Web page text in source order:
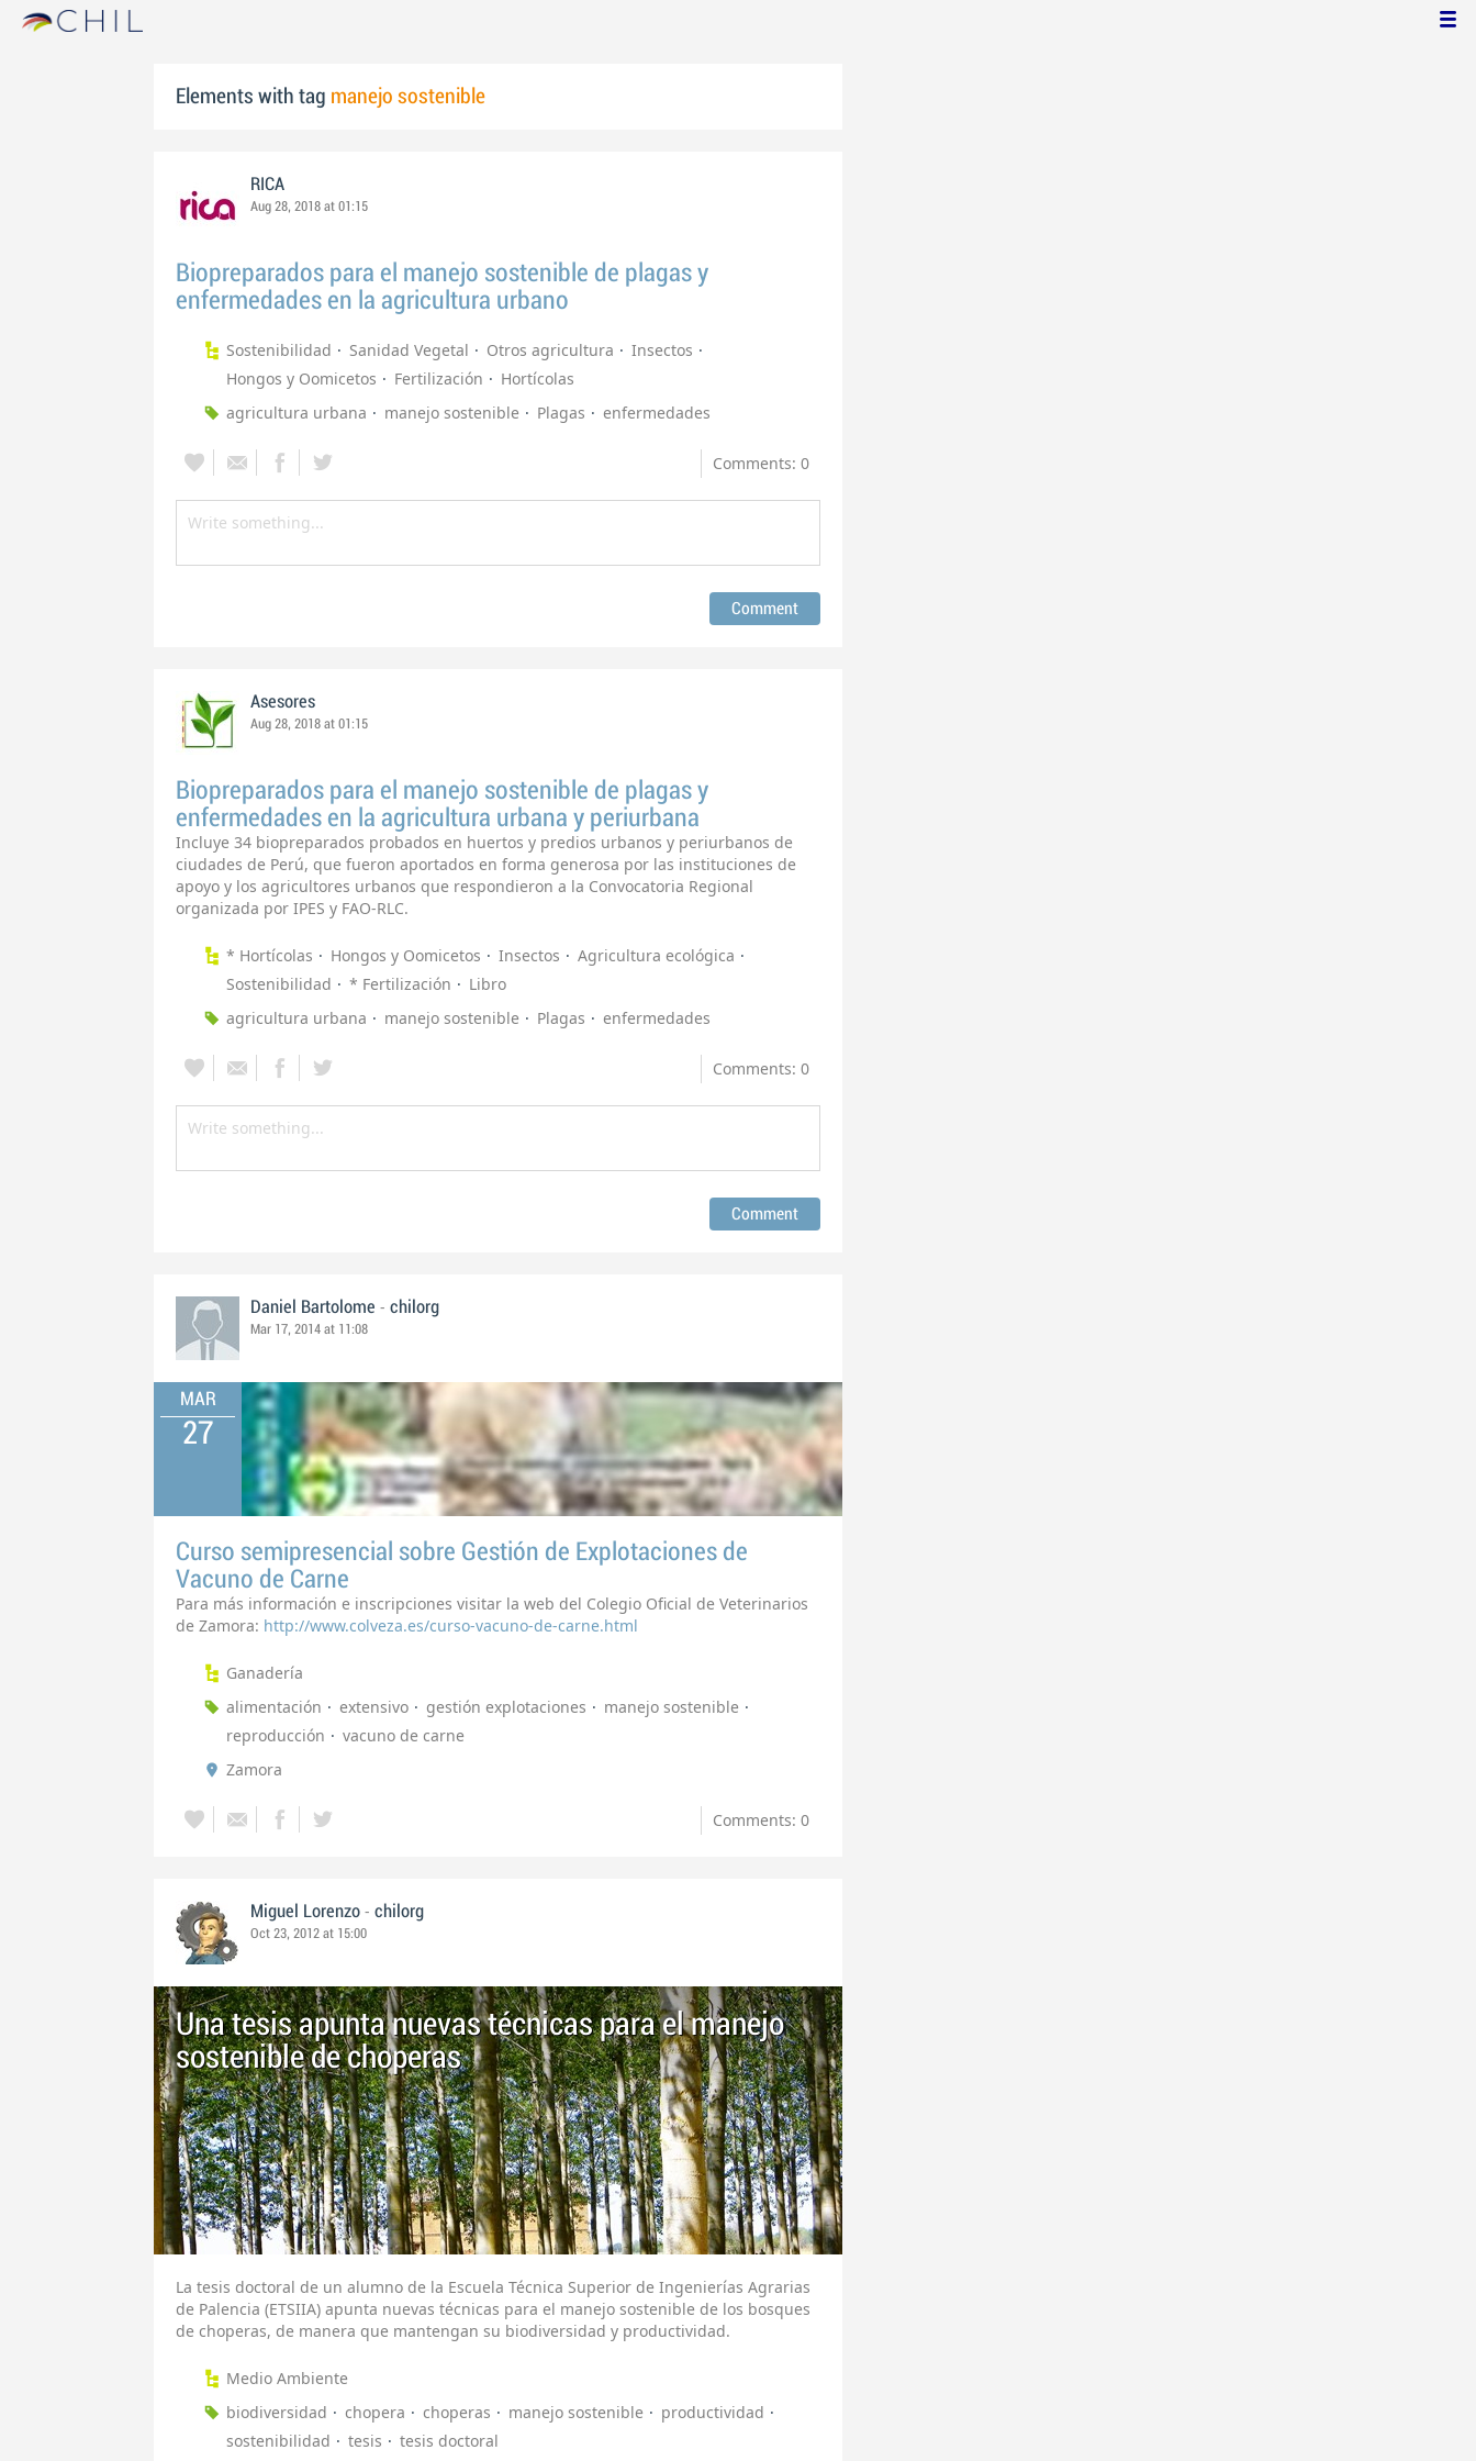
Elements with tag manejo sostenible
RICA
Aug 28, 2018 at 01:15
Biopreparados para el manejo sostenible de plagas y
enfermedades en la agricultura urbano
Sostenibilidad Sanidad Vegetal Otros agricultura
Insectos
Hongos y Oomicetos
Fertilización
Hortícolas
agricultura urbana
manejo sostenible Plagas enfermedades
Comments: 0
Asesores
Aug 28, 2018 at 01:15
Biopreparados para el manejo sostenible de plagas y
enfermedades en la agricultura urbana y periurbana
Incluye 34 biopreparados probados en huertos y predios urbanos y periurbanos de
ciudades de Perú, que fueron aportados en forma generosa por las instituciones de
apoyo y los agricultores urbanos que respondieron a la Convocatoria Regional
organizada por IPES y FAO-RLC.
* Hortícolas Hongos y Oomicetos Insectos
Agricultura ecológica
Sostenibilidad
* Fertilización
Libro
agricultura urbana
manejo sostenible Plagas enfermedades
Comments: 0
Daniel Bartolome - chilorg
Mar 17, 2014 at 11:08
MAR
27
Curso semipresencial sobre Gestión de Explotaciones de
Vacuno de Carne
Para más información e inscripciones visitar la web del Colegio Oficial de Veterinarios
de Zamora: http://www.colveza.es/curso-vacuno-de-carne.html
Ganadería
alimentación
extensivo gestión explotaciones
manejo sostenible
reproducción
vacuno de carne
Zamora
Comments: 0
Miguel Lorenzo - chilorg
Oct 23, 2012 at 15:00
Una tesis apunta nuevas técnicas para el manejo
sostenible de choperas
La tesis doctoral de un alumno de la Escuela Técnica Superior de Ingenierías Agrarias
de Palencia (ETSIIA) apunta nuevas técnicas para el manejo sostenible de los bosques
de choperas, de manera que mantengan su biodiversidad y productividad.
Medio Ambiente
biodiversidad
chopera choperas manejo sostenible
productividad
sostenibilidad
tesis tesis doctoral